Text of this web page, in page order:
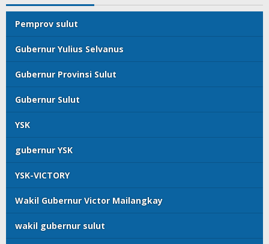
Pemprov sulut
Gubernur Yulius Selvanus
Gubernur Provinsi Sulut
Gubernur Sulut
YSK
gubernur YSK
YSK-VICTORY
Wakil Gubernur Victor Mailangkay
wakil gubernur sulut